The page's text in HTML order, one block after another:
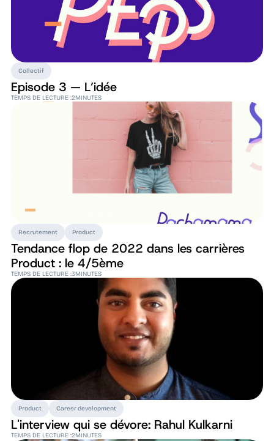
Collectif
Episode 3 — L’idée
TEMPS DE LECTURE :2MINUTES
Recrutement Product
Tendance flop de 2022 dans les carrières
Product : le 4/5ème
TEMPS DE LECTURE :3MINUTES
Product Career development
L'interview qui se dévore: Rahul Kulkarni
TEMPS DE LECTURE :2MINUTES